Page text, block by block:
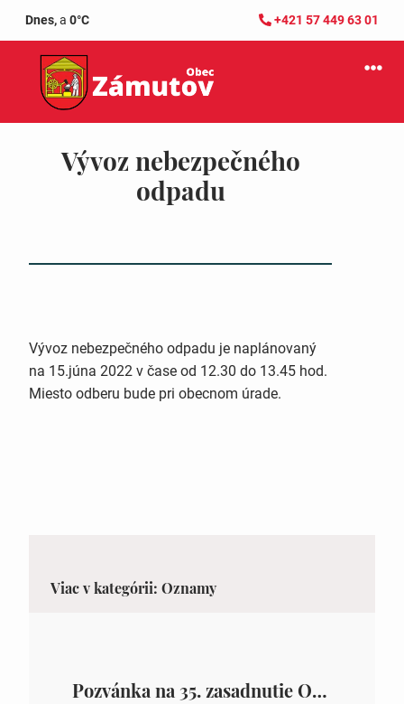
Dnes,a 0°C +421 57 449 63 01
Vývoz nebezpečného
odpadu
Vývoz nebezpečného odpadu je naplánovaný
na 15.júna 2022 v čase od 12.30 do 13.45 hod.
Miesto odberu bude pri obecnom úrade.
Viac v kategórii: Oznamy
Pozvánka na 35. zasadnutie OZ v Zámutove